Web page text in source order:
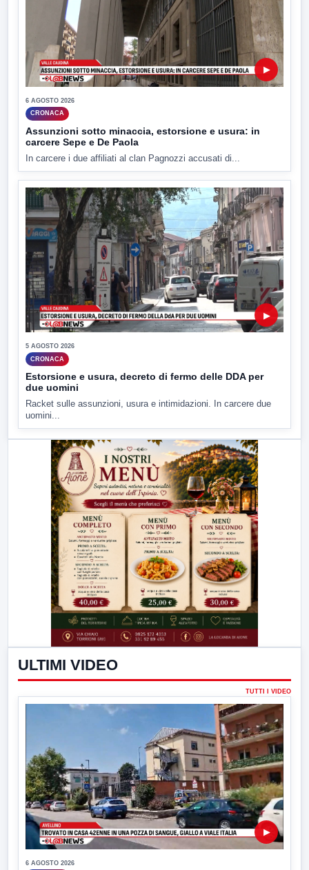
▶
6 AGOSTO 2026
CRONACA
Assunzioni sotto minaccia, estorsione e usura: in
carcere Sepe e De Paola
In carcere i due affiliati al clan Pagnozzi accusati di...
▶
5 AGOSTO 2026
CRONACA
Estorsione e usura, decreto di fermo delle DDA per
due uomini
Racket sulle assunzioni, usura e intimidazioni. In carcere due
uomini...
ULTIMI VIDEO
TUTTI I VIDEO
▶
6 AGOSTO 2026